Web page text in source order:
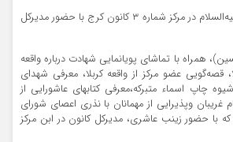
سوگواره همراه حسین علیه‌السلام در مرکز شماره ۳ کانون کرج با حضور مدیرکل
همراه با تماشای پویانمایی شهادت درباره واقعه
قصه‌گویی عضو مرکز از واقعه کربلا، معرفی شهدای
چاپ اسماء متبرکه،معرفی کتابهای عاشورایی از
وپذیرایی از مهمانان با نذری اعصای شورای
که با حضور زینب عاشری، مدیرکل کانون در ابن مرکز